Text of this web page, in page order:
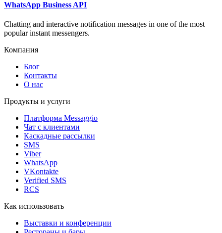
WhatsApp Business API
Chatting and interactive notification messages in one of the most
popular instant messengers.
Компания
Блог
Контакты
О нас
Продукты и услуги
Платформа Messaggio
Чат с клиентами
Каскадные рассылки
SMS
Viber
WhatsApp
VKontakte
Verified SMS
RCS
Как использовать
Выставки и конференции